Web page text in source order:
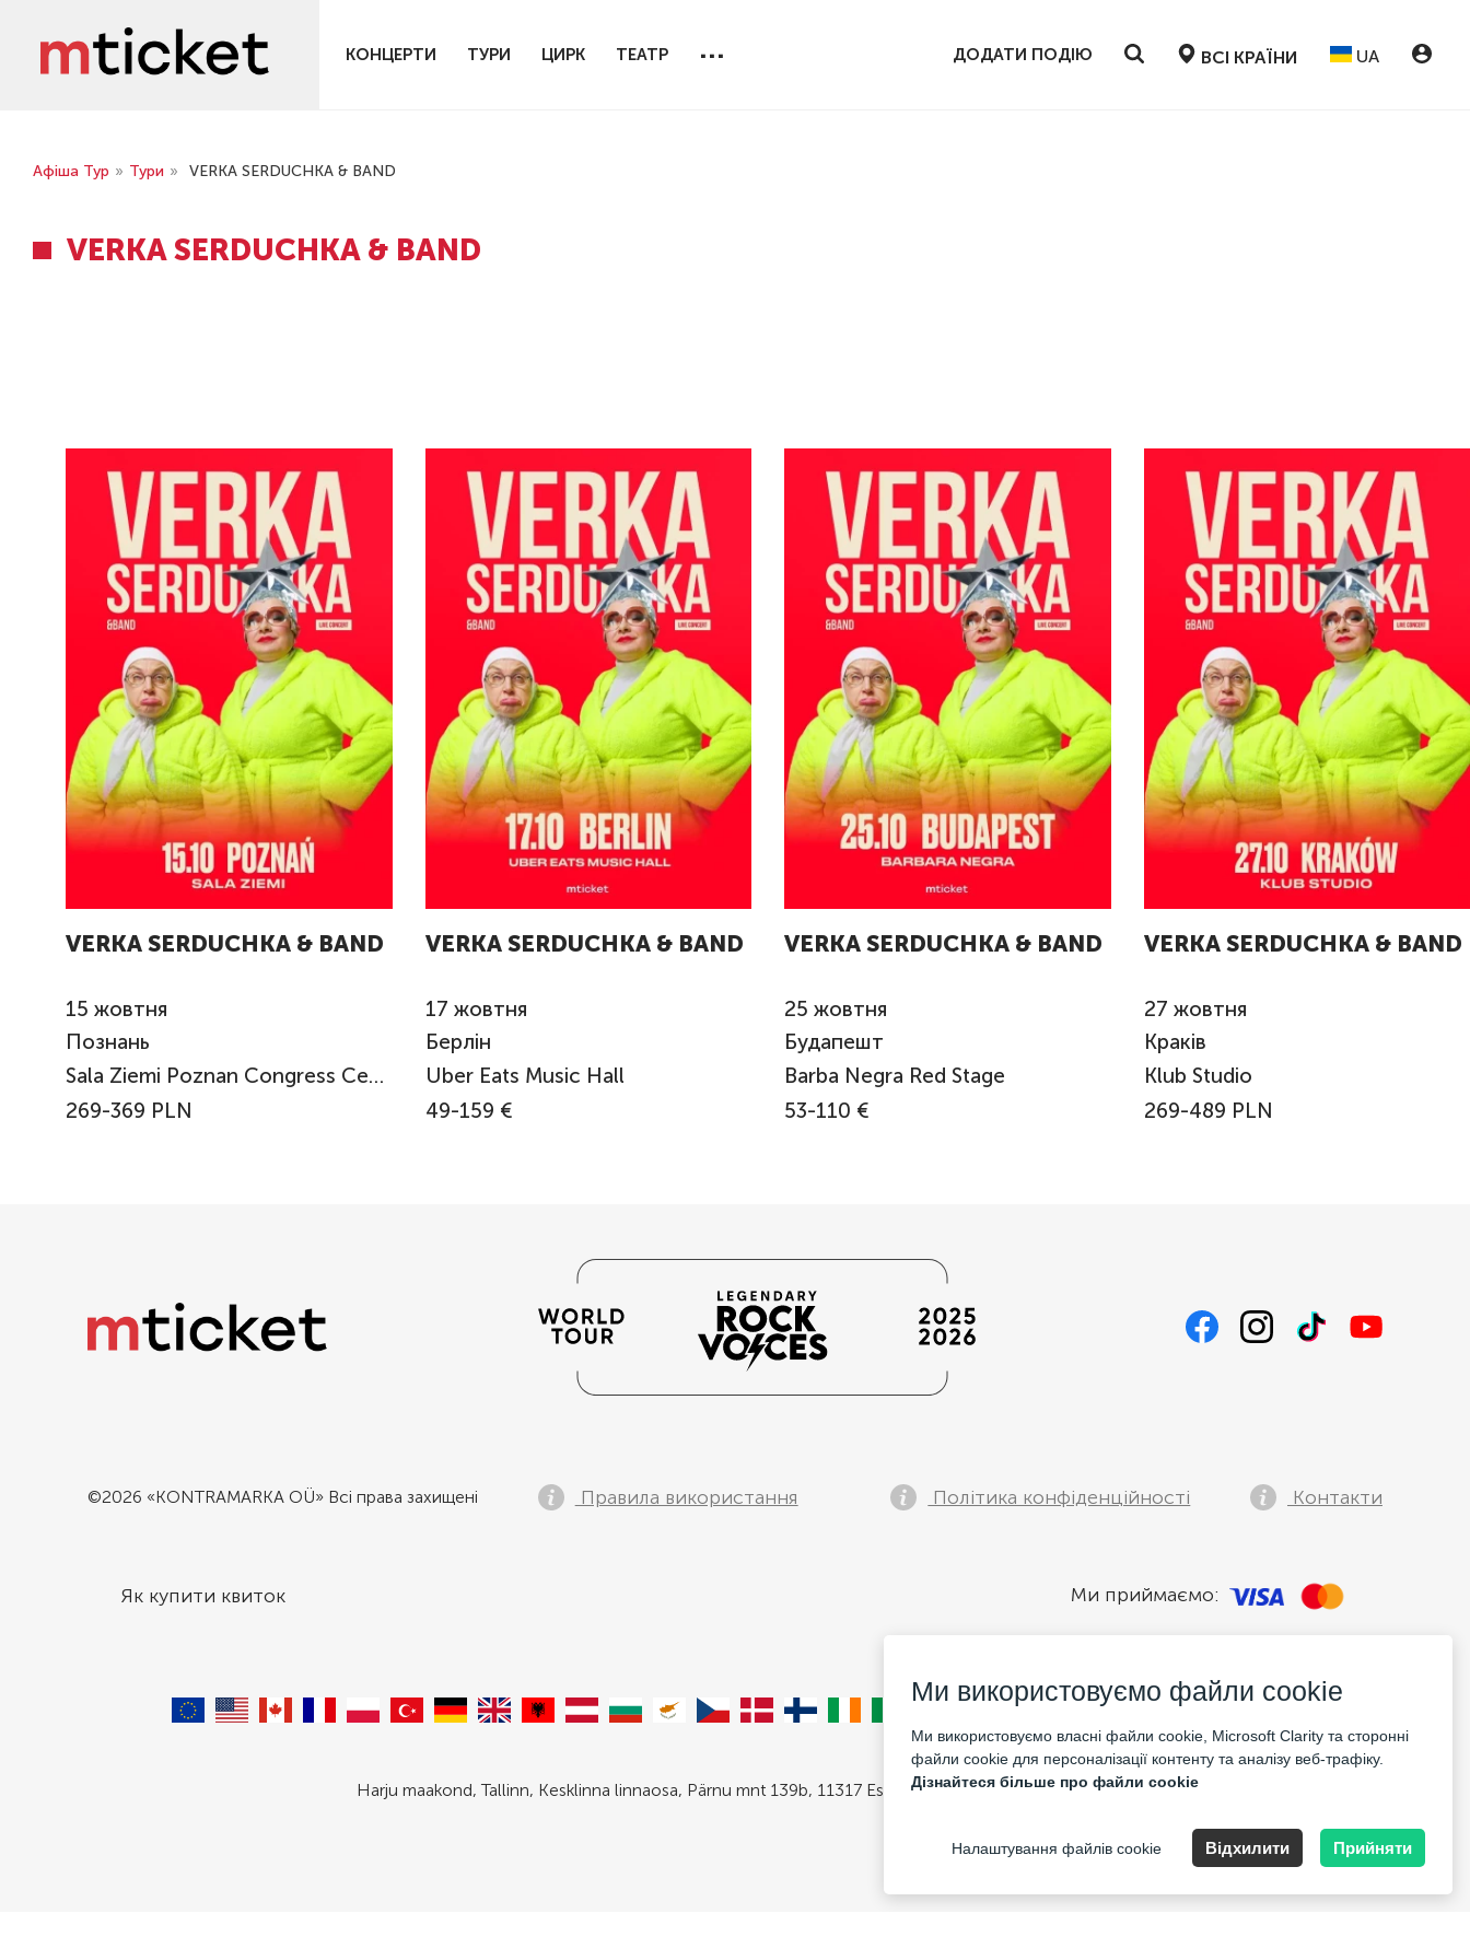
КОНЦЕРТИ ТУРИ ЦИРК ТЕАТР ... ДОДАТИ ПОДІЮ ВСІ КРАЇНИ UA
Афіша Тур » Тури » VERKA SERDUCHKA & BAND
VERKA SERDUCHKA & BAND
VERKA SERDUCHKA & BAND
15 жовтня
Познань
Sala Ziemi Poznan Congress Center
269-369 PLN
VERKA SERDUCHKA & BAND
17 жовтня
Берлін
Uber Eats Music Hall
49-159 €
VERKA SERDUCHKA & BAND
25 жовтня
Будапешт
Barba Negra Red Stage
53-110 €
VERKA SERDUCHKA & BAND
27 жовтня
Краків
Klub Studio
269-489 PLN
©2026 «KONTRAMARKA OÜ» Всі права захищені Правила використання Політика конфіденційності Контакти
Як купити квиток Ми приймаємо:
Harju maakond, Tallinn, Kesklinna linnaosa, Pärnu mnt 139b, 11317 Estonia. Company Nr: 14693656
Ми використовуємо файли cookie
Ми використовуємо власні файли cookie, Microsoft Clarity та сторонні
файли cookie для персоналізації контенту та аналізу веб-трафіку.
Дізнайтеся більше про файли cookie
Налаштування файлів cookie Відхилити Прийняти